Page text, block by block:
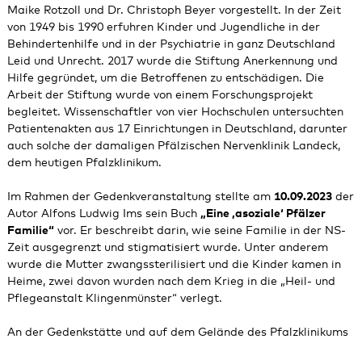
Maike Rotzoll und Dr. Christoph Beyer vorgestellt. In der Zeit
von 1949 bis 1990 erfuhren Kinder und Jugendliche in der
Behindertenhilfe und in der Psychiatrie in ganz Deutschland
Leid und Unrecht. 2017 wurde die Stiftung Anerkennung und
Hilfe gegründet, um die Betroffenen zu entschädigen. Die
Arbeit der Stiftung wurde von einem Forschungsprojekt
begleitet. Wissenschaftler von vier Hochschulen untersuchten
Patientenakten aus 17 Einrichtungen in Deutschland, darunter
auch solche der damaligen Pfälzischen Nervenklinik Landeck,
dem heutigen Pfalzklinikum.
Im Rahmen der Gedenkveranstaltung stellte am 10.09.2023der
Autor Alfons Ludwig Ims sein Buch „Eine ‚asoziale‘ Pfälzer
Familie“vor. Er beschreibt darin, wie seine Familie in der NS-
Zeit ausgegrenzt und stigmatisiert wurde. Unter anderem
wurde die Mutter zwangssterilisiert und die Kinder kamen in
Heime, zwei davon wurden nach dem Krieg in die „Heil- und
Pflegeanstalt Klingenmünster“ verlegt.
An der Gedenkstätte und auf dem Gelände des Pfalzklinikums